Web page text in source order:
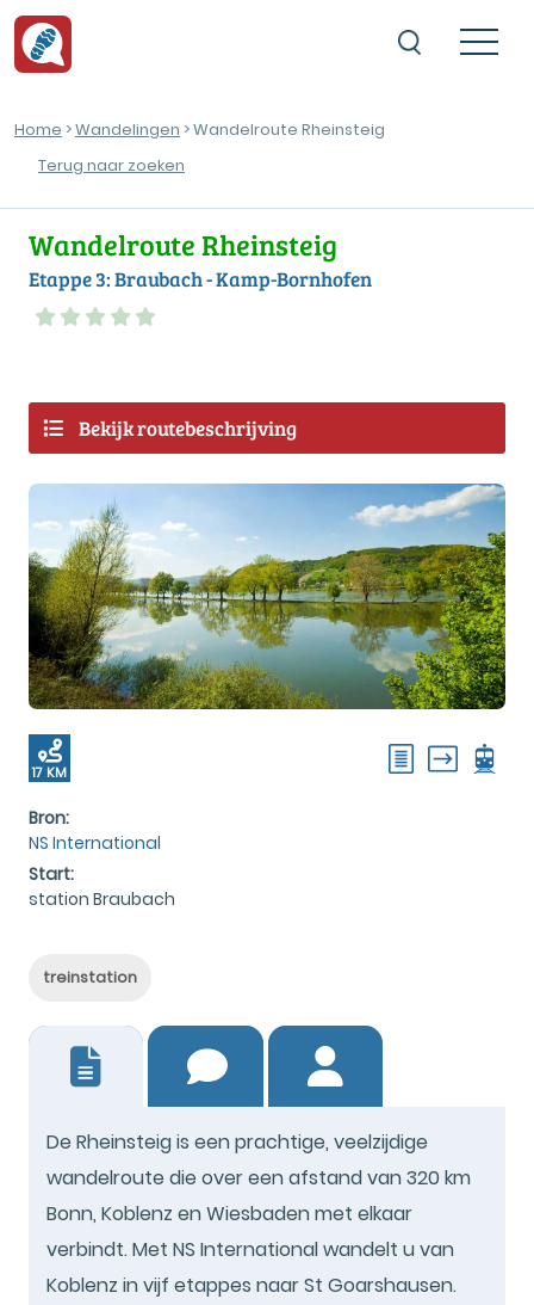
Home >Wandelingen > Wandelroute Rheinsteig
Terug naar zoeken
Wandelroute Rheinsteig
Etappe 3: Braubach - Kamp-Bornhofen
Bekijk routebeschrijving
17 KM
Bron:
NS International
Start:
station Braubach
treinstation
De Rheinsteig is een prachtige, veelzijdige
wandelroute die over een afstand van 320 km
Bonn, Koblenz en Wiesbaden met elkaar
verbindt. Met NS International wandelt u van
Koblenz in vijf etappes naar St Goarshausen.